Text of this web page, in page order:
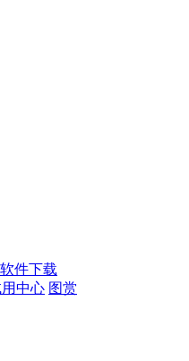
软件下载
中心 图赏